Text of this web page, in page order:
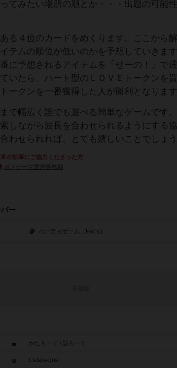
てみたい場所の順とか・・・出題の可能
る４位のカードをめくります。ここから
テムの順位が低いのかを予想していきます
に予想されるアイテムを「せーの！」で選
いたら、ハート型のＬＯＶＥトークンを貰
ークンを一番獲得した人が勝利となります
で幅広く誰でも遊べる簡単なゲームです
しながら波長を合わせられるようにする
わせられれば、とても嬉しいことでしょう
章の執筆にご協力くださった方
ボドゲーマ運営事務局
ー
パーティゲーム（Party）
かたろーぐ / 語ろーぐ
Catalo-gue